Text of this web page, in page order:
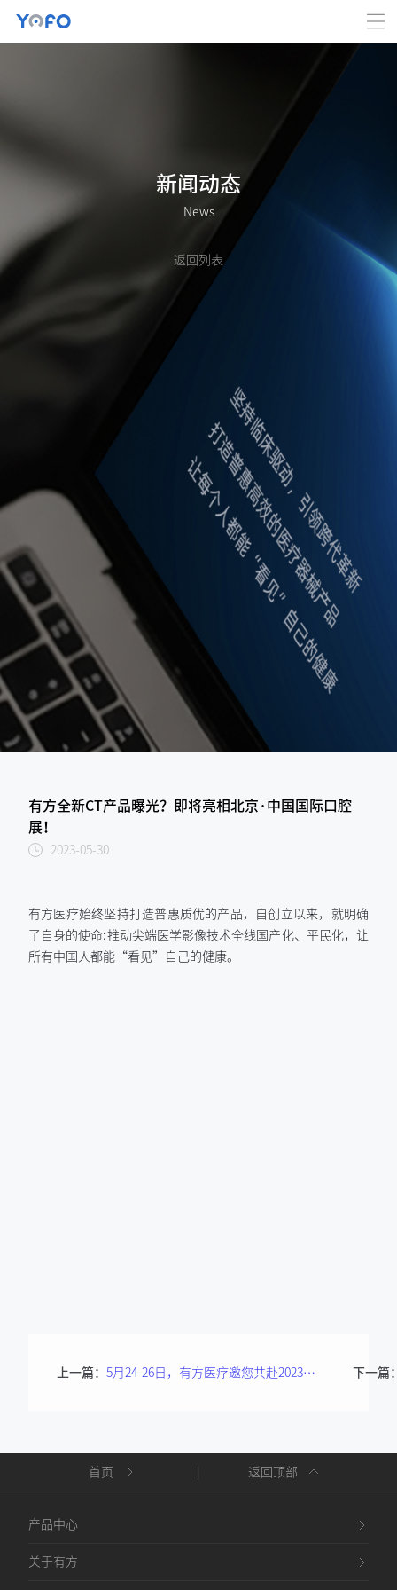
新闻动态
News
返回列表
有方全新CT产品曝光？即将亮相北京·中国国际口腔
展！
2023-05-30
有方医疗始终坚持打造普惠质优的产品，自创立以来，就明确
了自身的使命:推动尖端医学影像技术全线国产化、平民化，让
所有中国人都能“看见”自己的健康。
上一篇： 5月24-26日，有方医疗邀您共赴2023长沙国际口腔展！ 下一篇
首页 返回顶部
产品中心
关于有方